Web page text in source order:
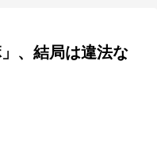
、結局は違法な